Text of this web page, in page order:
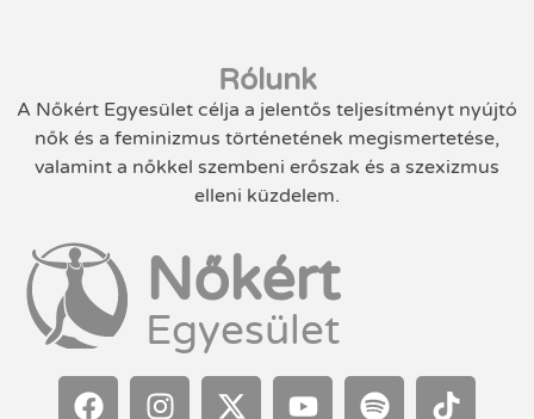
Rólunk
A Nőkért Egyesület célja a jelentős teljesítményt nyújtó
nők és a feminizmus történetének megismertetése,
valamint a nőkkel szembeni erőszak és a szexizmus
elleni küzdelem.
Nőkért
Egyesület